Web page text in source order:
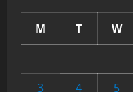
M T W
3
4 5